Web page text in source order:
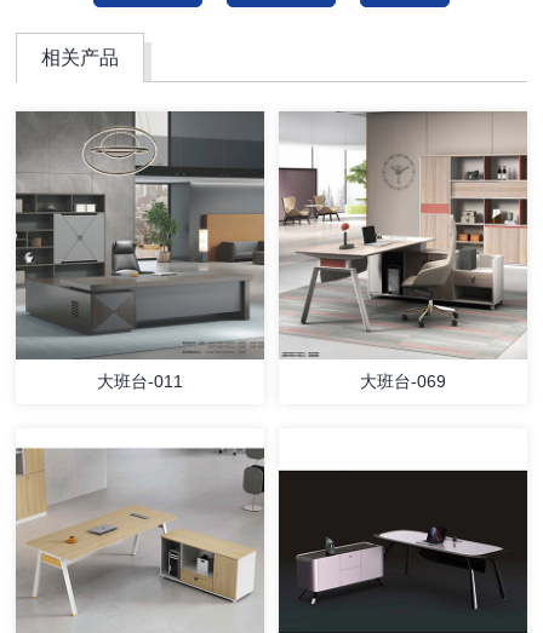
相关产品
大班台-011 大班台-069